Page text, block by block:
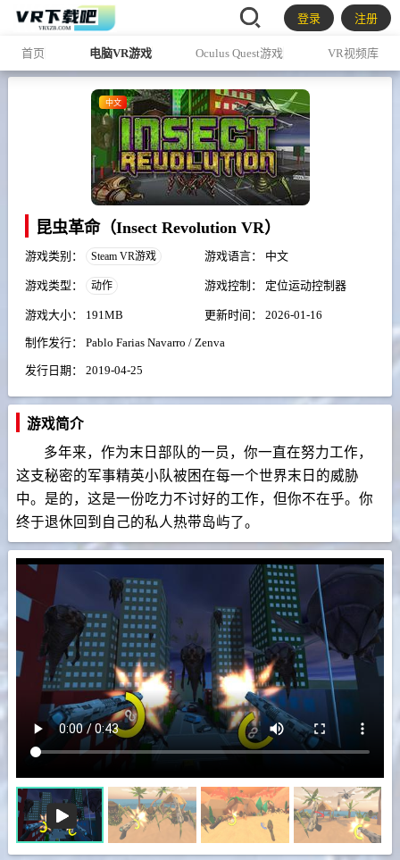
登录 注册
首页 电脑VR游戏 Oculus Quest游戏 VR视频库
中文
昆虫革命（Insect Revolution VR）
游戏类别： Steam VR游戏 游戏语言： 中文
游戏类型： 动作 游戏控制： 定位运动控制器
游戏大小： 191MB 更新时间： 2026-01-16
制作发行： Pablo Farias Navarro / Zenva
发行日期： 2019-04-25
游戏简介
多年来，作为末日部队的一员，你一直在努力工作，
这支秘密的军事精英小队被困在每一个世界末日的威胁
中。是的，这是一份吃力不讨好的工作，但你不在乎。你
终于退休回到自己的私人热带岛屿了。